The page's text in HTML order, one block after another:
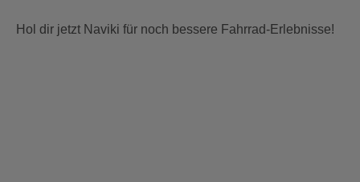
Hol dir jetzt Naviki für noch bessere Fahrrad-Erlebnisse!